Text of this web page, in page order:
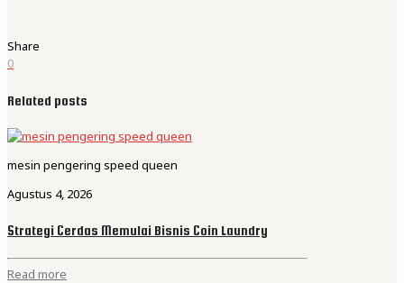
Share
0
Related posts
mesin pengering speed queen
Agustus 4, 2026
Strategi Cerdas Memulai Bisnis Coin Laundry
Read more